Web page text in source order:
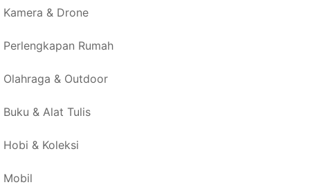
Kamera & Drone
Perlengkapan Rumah
Olahraga & Outdoor
Buku & Alat Tulis
Hobi & Koleksi
Mobil